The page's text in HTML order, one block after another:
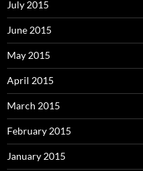
July 2015
June 2015
May 2015
April 2015
March 2015
February 2015
January 2015